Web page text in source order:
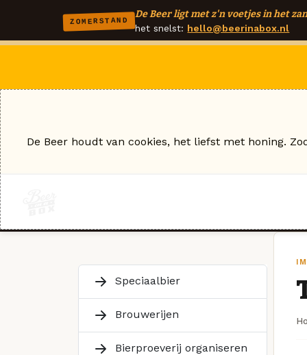
ZOMERSTAND
De Beer ligt met z'n voetjes in het
het snelst: hello@beerinabox.nl
Speciaalbier
Brouwerijen
Bierproeverij organiseren
De Beer houdt van cookies, het liefst met honing.